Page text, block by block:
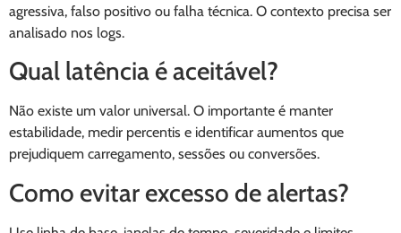
agressiva, falso positivo ou falha técnica. O contexto precisa ser
analisado nos logs.
Qual latência é aceitável?
Não existe um valor universal. O importante é manter
estabilidade, medir percentis e identificar aumentos que
prejudiquem carregamento, sessões ou conversões.
Como evitar excesso de alertas?